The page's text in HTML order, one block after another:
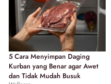
5 Cara Menyimpan Daging
Kurban yang Benar agar Awet
dan Tidak Mudah Busuk